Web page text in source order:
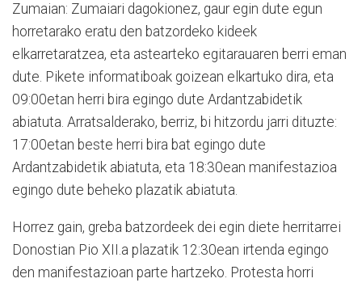
Zumaian: Zumaiari dagokionez, gaur egin dute egun
horretarako eratu den batzordeko kideek
elkarretaratzea, eta astearteko egitarauaren berri eman
dute. Pikete informatiboak goizean elkartuko dira, eta
09:00etan herri bira egingo dute Ardantzabidetik
abiatuta. Arratsalderako, berriz, bi hitzordu jarri dituzte:
17:00etan beste herri bira bat egingo dute
Ardantzabidetik abiatuta, eta 18:30ean manifestazioa
egingo dute beheko plazatik abiatuta.
Horrez gain, greba batzordeek dei egin diete herritarrei
Donostian Pio XII.a plazatik 12:30ean irtenda egingo
den manifestazioan parte hartzeko. Protesta horri